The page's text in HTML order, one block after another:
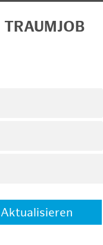
TRAUMJOB
Aktualisieren